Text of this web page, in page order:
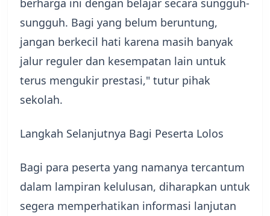
sungguh. Bagi yang belum beruntung,
jangan berkecil hati karena masih banyak
jalur reguler dan kesempatan lain untuk
terus mengukir prestasi," tutur pihak
sekolah.
​Langkah Selanjutnya Bagi Peserta Lolos
Bagi para peserta yang namanya tercantum
dalam lampiran kelulusan, diharapkan untuk
segera memperhatikan informasi lanjutan